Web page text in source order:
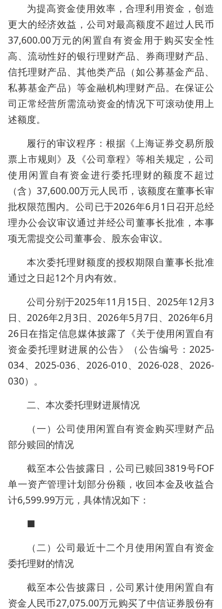
为提高资金使用效率，合理利用资金，创造
更大的经济效益，公司对最高额度不超过人民币
37,600.00万元的闲置自有资金用于购买安全性
高、流动性好的银行理财产品、券商理财产品、
信托理财产品、其他类产品（如公募基金产品、
私募基金产品）等金融机构理财产品。在保证公
司正常经营所需流动资金的情况下可滚动使用上
述额度。
履行的审议程序：根据《上海证券交易所股
票上市规则》及《公司章程》等相关规定，公司
使用闲置自有资金进行委托理财的额度不超过
（含）37,600.00万元人民币，该额度在董事长审
批权限范围内。公司已于2026年6月1日召开总经
理办公会议审议通过并经公司董事长批准，本事
项无需提交公司董事会、股东会审议。
本次委托理财额度的授权期限自董事长批准
通过之日起12个月内有效。
公司分别于2025年11月15日、2025年12月3
日、2026年2月3日、2026年5月7日、2026年6月
26日在指定信息媒体披露了《关于使用闲置自有
资金委托理财进展的公告》（公告编号：2025-
034、2025-036、2026-010、2026-028、2026-
030）。
二、本次委托理财进展情况
（一）公司使用闲置自有资金购买理财产品
部分赎回的情况
截至本公告披露日，公司已赎回3819号FOF
单一资产管理计划部分份额，收回本金及收益合
计6,599.99万元，具体情况如下：
■
（二）公司最近十二个月使用闲置自有资金
委托理财的情况
截至本公告披露日，公司累计使用闲置自有
资金人民币27,075.00万元购买了中信证券股份有